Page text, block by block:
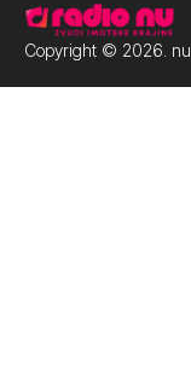
Copyright © 2026.